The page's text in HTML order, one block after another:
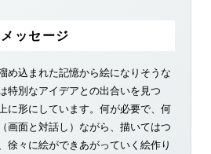
メッセージ
め込まれた記憶から絵になりそうな
特別なアイデアとの出合いを見つ
に形にしています。何が必要で、何
画面と対話し）ながら、描いてはつ
徐々に絵ができあがっていく絵作り